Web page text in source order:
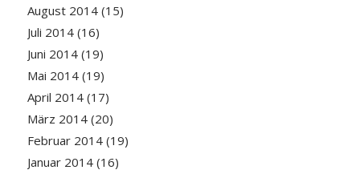
August 2014(15)
Juli 2014(16)
Juni 2014(19)
Mai 2014(19)
April 2014(17)
März 2014(20)
Februar 2014(19)
Januar 2014(16)